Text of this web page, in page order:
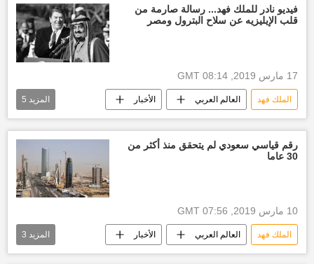
الأذان الهجوم على مسجدين في نيوزيلندا
فيديو نادر للملك فهد... رسالة صارمة من
قلب الإيليزيه عن سلاح البترول ومصر
17 مارس 2019, 08:14 GMT
الملك فهد العالم العربي الأخبار
أخبار السعودية اليوم الإيليزيه فيديو
أخبار مصر الآن أسعار النفط اليوم
المزيد 5
رقم قياسي سعودي لم يتحقق منذ أكثر من
30 عاما
10 مارس 2019, 07:56 GMT
الملك فهد العالم العربي الأخبار
أخبار السعودية اليوم جسر البحرين
المزيد 3